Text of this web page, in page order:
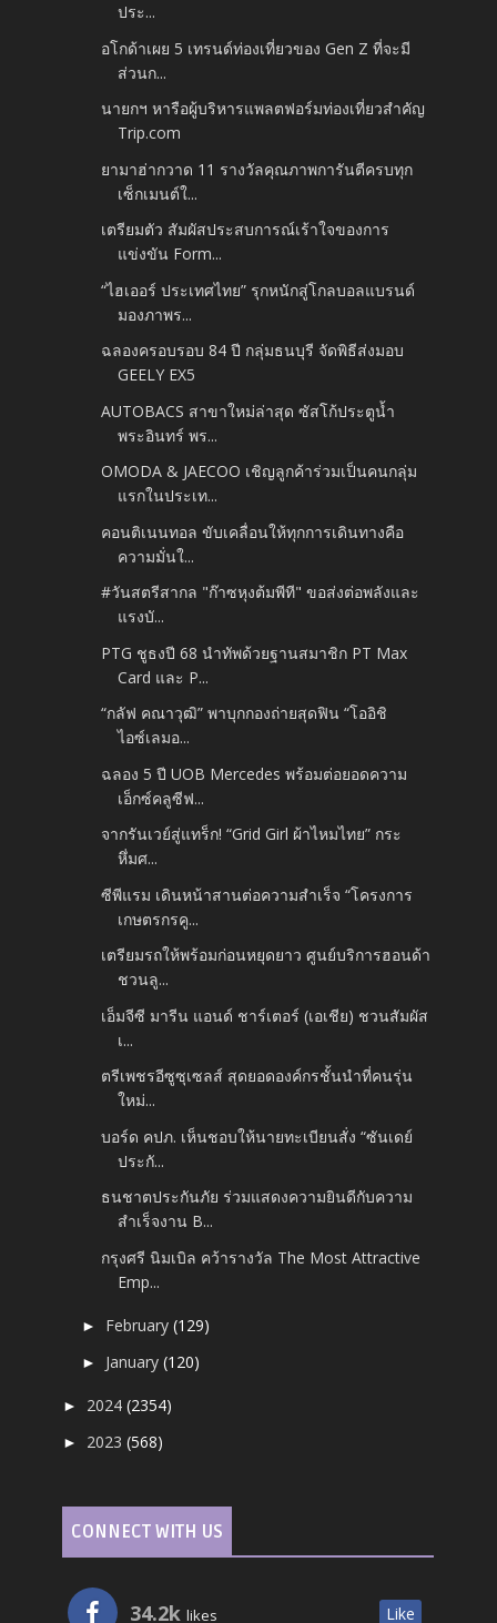
ประ...
อโกด้าเผย 5 เทรนด์ท่องเที่ยวของ Gen Z ที่จะมี
ส่วนก...
นายกฯ หารือผู้บริหารแพลตฟอร์มท่องเที่ยวสำคัญ
Trip.com
ยามาฮ่ากวาด 11 รางวัลคุณภาพการันตีครบทุก
เซ็กเมนต์ใ...
เตรียมตัว สัมผัสประสบการณ์เร้าใจของการ
แข่งขัน Form...
“ไฮเออร์ ประเทศไทย” รุกหนักสู่โกลบอลแบรนด์
มองภาพร...
ฉลองครอบรอบ 84 ปี กลุ่มธนบุรี จัดพิธีส่งมอบ
GEELY EX5
AUTOBACS สาขาใหม่ล่าสุด ซัสโก้ประตูน้ำ
พระอินทร์ พร...
OMODA & JAECOO เชิญลูกค้าร่วมเป็นคนกลุ่ม
แรกในประเท...
คอนติเนนทอล ขับเคลื่อนให้ทุกการเดินทางคือ
ความมั่นใ...
#วันสตรีสากล "ก๊าซหุงต้มพีที" ขอส่งต่อพลังและ
แรงบั...
PTG ชูธงปี 68 นำทัพด้วยฐานสมาชิก PT Max
Card และ P...
“กลัฟ คณาวุฒิ” พาบุกกองถ่ายสุดฟิน “โออิชิ
ไอซ์เลมอ...
ฉลอง 5 ปี UOB Mercedes พร้อมต่อยอดความ
เอ็กซ์คลูซีฟ...
จากรันเวย์สู่แทร็ก! “Grid Girl ผ้าไหมไทย” กระ
หึ่มศ...
ซีพีแรม เดินหน้าสานต่อความสำเร็จ “โครงการ
เกษตรกรคู...
เตรียมรถให้พร้อมก่อนหยุดยาว ศูนย์บริการฮอนด้า
ชวนลู...
เอ็มจีซี มารีน แอนด์ ชาร์เตอร์ (เอเชีย) ชวนสัมผัส
เ...
ตรีเพชรอีซูซุเซลส์ สุดยอดองค์กรชั้นนำที่คนรุ่น
ใหม่...
บอร์ด คปภ. เห็นชอบให้นายทะเบียนสั่ง “ซันเดย์
ประกั...
ธนชาตประกันภัย ร่วมแสดงความยินดีกับความ
สำเร็จงาน B...
กรุงศรี นิมเบิล คว้ารางวัล The Most Attractive
Emp...
► February(129)
► January(120)
► 2024(2354)
► 2023(568)
CONNECT WITH US
34.2k likes Like